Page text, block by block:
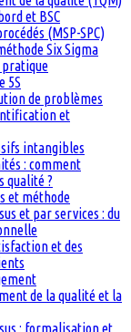
et BSC
(MSP-SPC)
Six Sigma
pratique
5S
de problèmes
et
intangibles
: comment
qualité ?
et méthode
et par services : du
et des
de la qualité et la
: formalisation et